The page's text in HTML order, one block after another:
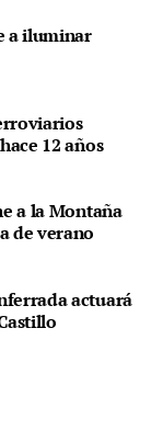
a iluminar
12 años
a la Montaña
de verano
actuará